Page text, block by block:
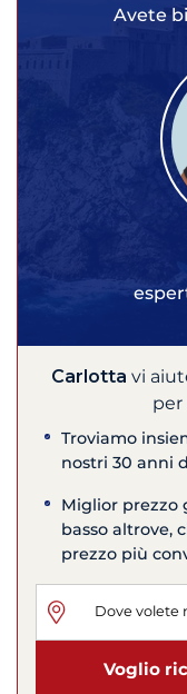
Avete
Carlotta vi
per
Troviamo
nostri 30 anni
Miglior prezzo
basso altrove,
prezzo più
Voglio